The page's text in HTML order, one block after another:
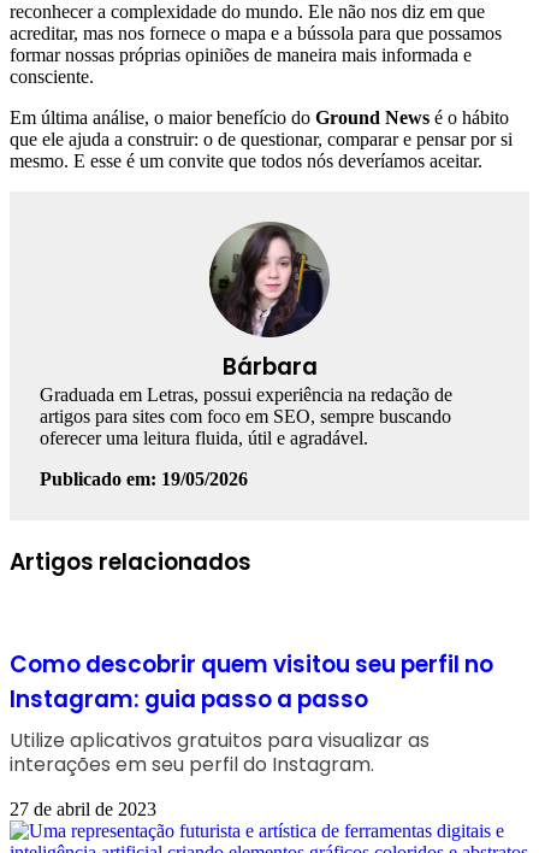
reconhecer a complexidade do mundo. Ele não nos diz em que
acreditar, mas nos fornece o mapa e a bússola para que possamos
formar nossas próprias opiniões de maneira mais informada e
consciente.
Em última análise, o maior benefício do Ground News é o hábito
que ele ajuda a construir: o de questionar, comparar e pensar por si
mesmo. E esse é um convite que todos nós deveríamos aceitar.
Bárbara
Graduada em Letras, possui experiência na redação de
artigos para sites com foco em SEO, sempre buscando
oferecer uma leitura fluida, útil e agradável.
Publicado em: 19/05/2026
Facebook
Linkedin
WhatsApp
Telegram
Artigos relacionados
Como descobrir quem visitou seu perfil no
Instagram: guia passo a passo
Utilize aplicativos gratuitos para visualizar as
interações em seu perfil do Instagram.
27 de abril de 2023